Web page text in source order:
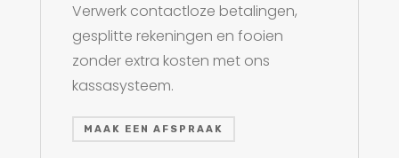
Verwerk contactloze betalingen,
gesplitte rekeningen en fooien
zonder extra kosten met ons
kassasysteem.
MAAK EEN AFSPRAAK